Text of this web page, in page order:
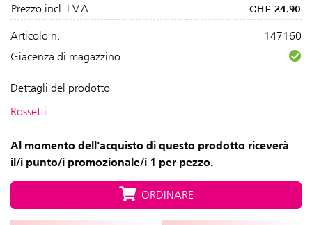
Prezzo incl. I.V.A.
CHF 24.90
Articolo n.
147160
Giacenza di magazzino
Dettagli del prodotto
Rossetti
Al momento dell'acquisto di questo prodotto riceverà
il/i punto/i promozionale/i 1 per pezzo.
ORDINARE